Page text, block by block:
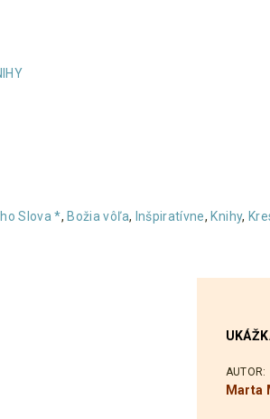
Slova *, Božia vôľa, Inšpiratívne, Knihy,
AUTOR:
Marta